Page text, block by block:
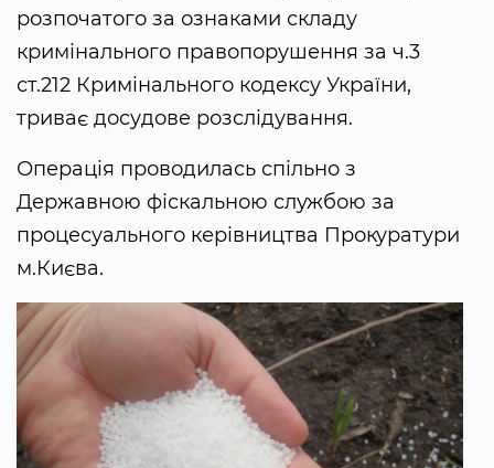
розпочатого за ознаками складу
кримінального правопорушення за ч.3
ст.212 Кримінального кодексу України,
триває досудове розслідування.
Операція проводилась спільно з
Державною фіскальною службою за
процесуального керівництва Прокуратури
м.Києва.